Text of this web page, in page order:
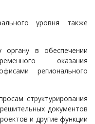
уровня также
органу в обеспечении
оказания
регионального
структурирования
документов
и другие функции